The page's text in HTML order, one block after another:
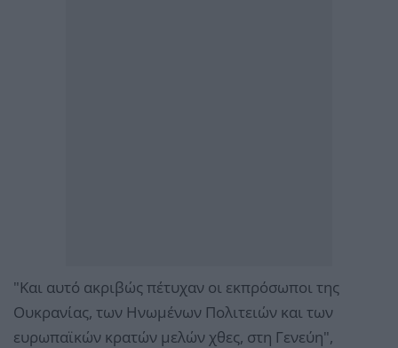
"Και αυτό ακριβώς πέτυχαν οι εκπρόσωποι της
Ουκρανίας, των Ηνωμένων Πολιτειών και των
ευρωπαϊκών κρατών μελών χθες, στη Γενεύη",